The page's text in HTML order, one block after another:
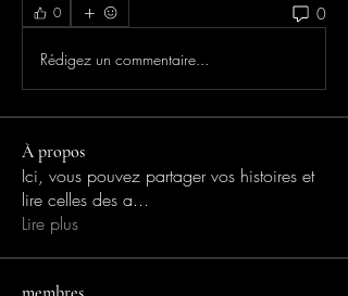
0 0
Rédigez un commentaire...
À propos
Ici, vous pouvez partager vos histoires et
lire celles des a...
Lire plus